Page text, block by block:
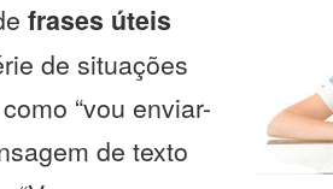
frases úteis
de situações
“vou enviar-
de texto